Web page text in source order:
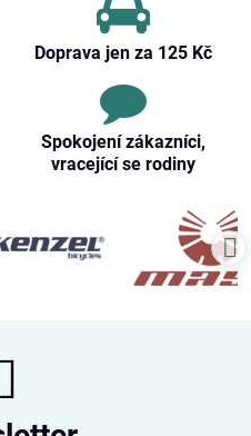
Doprava jen za 125 Kč
Spokojení zákazníci,
vracející se rodiny